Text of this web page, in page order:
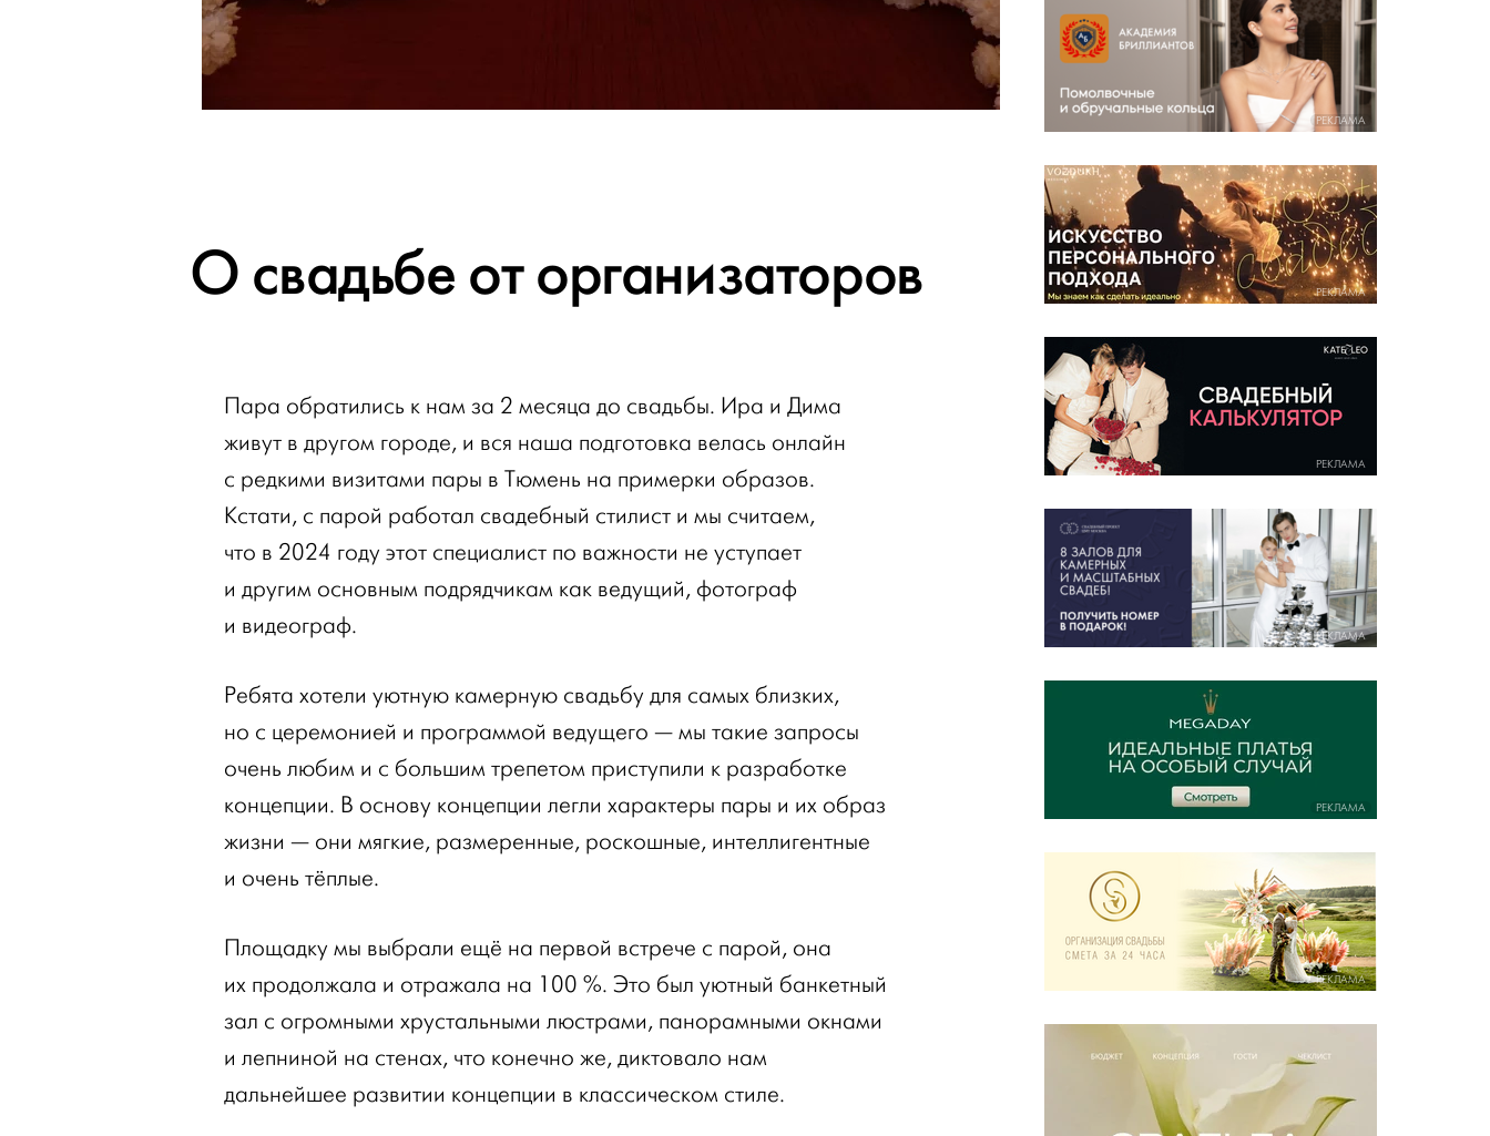
О свадьбе от организаторов
Пара обратились к нам за 2 месяца до свадьбы. Ира и Дима
живут в другом городе, и вся наша подготовка велась онлайн
с редкими визитами пары в Тюмень на примерки образов.
Кстати, с парой работал свадебный стилист и мы считаем,
что в 2024 году этот специалист по важности не уступает
и другим основным подрядчикам как ведущий, фотограф
и видеограф.
Ребята хотели уютную камерную свадьбу для самых близких,
но с церемонией и программой ведущего — мы такие запросы
очень любим и с большим трепетом приступили к разработке
концепции. В основу концепции легли характеры пары и их образ
жизни — они мягкие, размеренные, роскошные, интеллигентные
и очень тёплые.
Площадку мы выбрали ещё на первой встрече с парой, она
их продолжала и отражала на 100 %. Это был уютный банкетный
зал с огромными хрустальными люстрами, панорамными окнами
и лепниной на стенах, что конечно же, диктовало нам
дальнейшее развитии концепции в классическом стиле.
РЕКЛАМА
РЕКЛАМА
РЕКЛАМА
РЕКЛАМА
РЕКЛАМА
РЕКЛАМА